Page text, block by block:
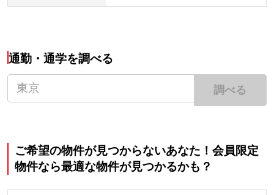
通勤・通学を調べる
調べる
ご希望の物件が見つからないあなた！会員限定
物件なら最適な物件が見つかるかも？